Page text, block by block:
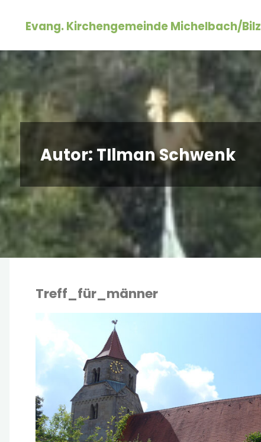
Evang. Kirchengemeinde Michelbach/Bilz
Autor: TIlman Schwenk
Treff_für_männer